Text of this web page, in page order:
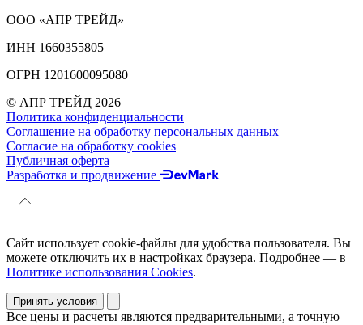
ООО «АПР ТРЕЙД»
ИНН 1660355805
ОГРН 1201600095080
© АПР ТРЕЙД 2026
Политика конфиденциальности
Соглашение на обработку персональных данных
Согласие на обработку cookies
Публичная оферта
Разработка и продвижение
Сайт использует cookie-файлы для удобства пользователя. Вы
можете отключить их в настройках браузера. Подробнее — в
Политике использования Cookies.
Принять условия
Все цены и расчеты являются предварительными, а точную